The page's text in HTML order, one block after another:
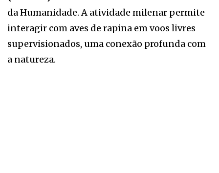
da Humanidade. A atividade milenar permite
interagir com aves de rapina em voos livres
supervisionados, uma conexão profunda com
a natureza.